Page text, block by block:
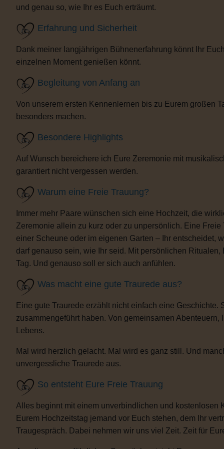
und genau so, wie Ihr es Euch erträumt.
Erfahrung und Sicherheit
Dank meiner langjährigen Bühnenerfahrung könnt Ihr
einzelnen Moment genießen könnt.
Begleitung von Anfang an
Von unserem ersten Kennenlernen bis zu Eurem großen
besonders machen.
Besondere Highlights
Auf Wunsch bereichere ich Eure Zeremonie mit
garantiert nicht vergessen werden.
Warum eine Freie Trauung?
Immer mehr Paare wünschen sich eine Hochzeit, die
Zeremonie allein zu kurz oder zu unpersönlich. Eine
einer Scheune oder im eigenen Garten – Ihr entscheidet,
darf genauso sein, wie Ihr seid. Mit persönlichen
Tag. Und genauso soll er sich auch anfühlen.
Was macht eine gute Traurede aus?
Eine gute Traurede erzählt nicht einfach eine
zusammengeführt haben. Von gemeinsamen
Lebens.
Mal wird herzlich gelacht. Mal wird es ganz still. Und
unvergessliche Traurede aus.
So entsteht Eure Freie Trauung
Alles beginnt mit einem unverbindlichen und
Eurem Hochzeitstag jemand vor Euch stehen, dem Ihr
Traugespräch. Dabei nehmen wir uns viel Zeit. Zeit für